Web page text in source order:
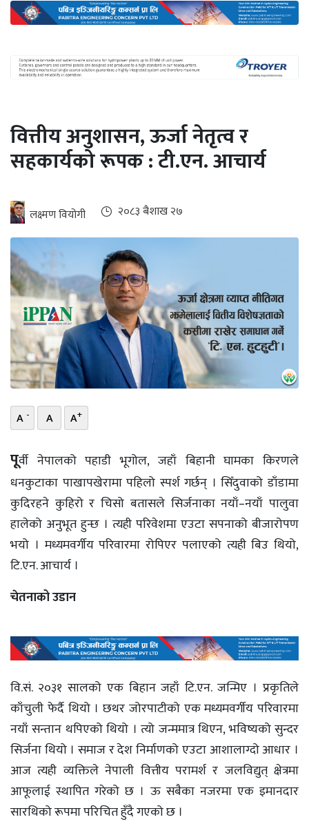
ऊर्जा
दक्षता
खबर
हरित
इभी
सम्पादकीय
बैंक
पर्यटन
भिडियो
छापा
खोज
प्रोफाइल
ऊर्जा
वित्तीय अनुशासन, ऊर्जा नेतृत्व र
सहकार्यको रूपक : टी.एन. आचार्य
लक्ष्मण वियोगी २०८३ ब‌ैशाख २७
A - A A+
पूर्वी नेपालको पहाडी भूगोल, जहाँ बिहानी घामका किरणले
धनकुटाका पाखापखेरामा पहिलो स्पर्श गर्छन् । सिँदुवाको डाँडामा
कुदिरहने कुहिरो र चिसो बतासले सिर्जनाका नयाँ–नयाँ पालुवा
हालेको अनुभूत हुन्छ । त्यही परिवेशमा एउटा सपनाको बीजारोपण
भयो । मध्यमवर्गीय परिवारमा रोपिएर पलाएको त्यही बिउ थियो,
टि.एन. आचार्य ।
चेतनाको उडान
वि.सं. २०३१ सालको एक बिहान जहाँ टि.एन. जन्मिए । प्रकृतिले
काँचुली फेर्दै थियो । छथर जोरपाटीको एक मध्यमवर्गीय परिवारमा
नयाँ सन्तान थपिएको थियो । त्यो जन्ममात्र थिएन, भविष्यको सुन्दर
सिर्जना थियो । समाज र देश निर्माणको एउटा आशालाग्दो आधार ।
आज त्यही व्यक्तिले नेपाली वित्तीय परामर्श र जलविद्युत् क्षेत्रमा
आफूलाई स्थापित गरेको छ । ऊ सबैका नजरमा एक इमानदार
सारथिको रूपमा परिचित हुँदै गएको छ ।